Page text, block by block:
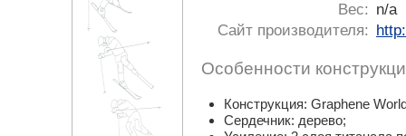
Вес:
n/a
Сайт производителя:
Особенности
Конструкция: Graphene
Сердечник: дерево;